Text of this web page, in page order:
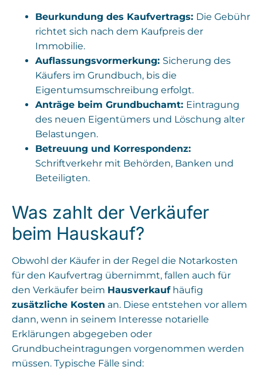
Beurkundung des Kaufvertrags: Die Gebühr
richtet sich nach dem Kaufpreis der
Immobilie.
Auflassungsvormerkung: Sicherung des
Käufers im Grundbuch, bis die
Eigentumsumschreibung erfolgt.
Anträge beim Grundbuchamt: Eintragung
des neuen Eigentümers und Löschung alter
Belastungen.
Betreuung und Korrespondenz:
Schriftverkehr mit Behörden, Banken und
Beteiligten.
Was zahlt der Verkäufer
beim Hauskauf?
Obwohl der Käufer in der Regel die Notarkosten
für den Kaufvertrag übernimmt, fallen auch für
den Verkäufer beim Hausverkaufhäufig
zusätzliche Kosten an. Diese entstehen vor allem
dann, wenn in seinem Interesse notarielle
Erklärungen abgegeben oder
Grundbucheintragungen vorgenommen werden
müssen. Typische Fälle sind: